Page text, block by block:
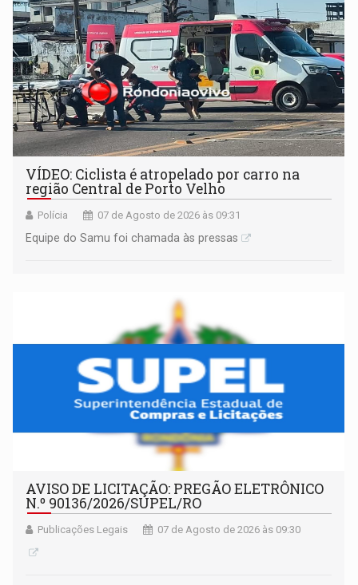
VÍDEO: Ciclista é atropelado por carro na
região Central de Porto Velho
Polícia 07 de Agosto de 2026 às 09:31
Equipe do Samu foi chamada às pressas
AVISO DE LICITAÇÃO: PREGÃO ELETRÔNICO
N.º 90136/2026/SUPEL/RO
Publicações Legais 07 de Agosto de 2026 às 09:30